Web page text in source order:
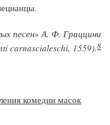
песен» А. Ф. Граццини
carnascialeschi, 1559).8
комедии масок